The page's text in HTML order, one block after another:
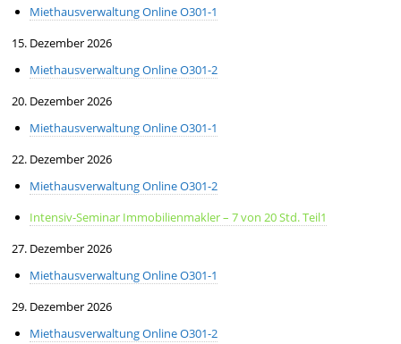
Miethausverwaltung Online O301-1
15. Dezember 2026
Miethausverwaltung Online O301-2
20. Dezember 2026
Miethausverwaltung Online O301-1
22. Dezember 2026
Miethausverwaltung Online O301-2
Intensiv-Seminar Immobilienmakler – 7 von 20 Std. Teil1
27. Dezember 2026
Miethausverwaltung Online O301-1
29. Dezember 2026
Miethausverwaltung Online O301-2